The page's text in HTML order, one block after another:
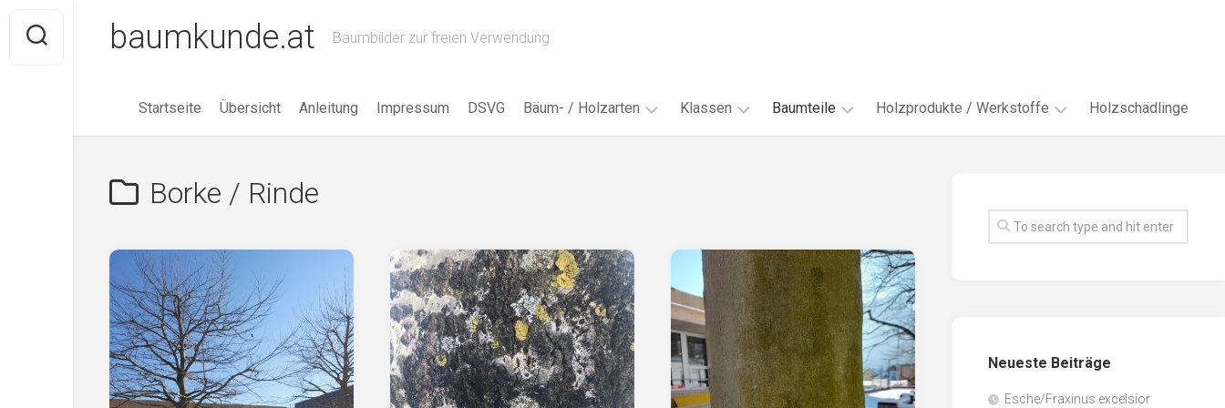
content
baumkunde.at Baumbilder zur freien Verwendung
Startseite Übersicht Anleitung Impressum DSVG Bäum- / Holzarten
Birke
Buche
Douglasie
Eibe
Eiche
Klassen
17AH
18AF
17BH
18AH
18BH
Baumteile
/
Früchte
Borke
/
Rinde
Knospen
Habitus
Holzprodukte / Werkstoffe
Faserwerkstoffe
Funiere
Holzbauprodukte
Massivholzwerkstoffe
Möbel-
/
Holzschädlinge
Borke / Rinde
Neueste Beiträge
Esche/Fraxinus excelsior